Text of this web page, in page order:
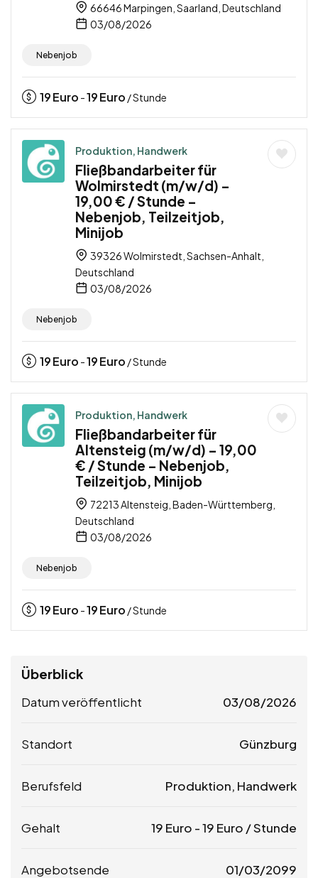
66646 Marpingen, Saarland, Deutschland
03/08/2026
Nebenjob
19Euro -19Euro / Stunde
Produktion, Handwerk
Fließbandarbeiter für
Wolmirstedt (m/w/d) –
19,00 € / Stunde –
Nebenjob, Teilzeitjob,
Minijob
39326 Wolmirstedt, Sachsen-Anhalt,
Deutschland
03/08/2026
Nebenjob
19Euro -19Euro / Stunde
Produktion, Handwerk
Fließbandarbeiter für
Altensteig (m/w/d) – 19,00
€ / Stunde – Nebenjob,
Teilzeitjob, Minijob
72213 Altensteig, Baden-Württemberg,
Deutschland
03/08/2026
Nebenjob
19Euro -19Euro / Stunde
Überblick
Datum veröffentlicht 03/08/2026
Standort Günzburg
Berufsfeld Produktion, Handwerk
Gehalt 19 Euro -19 Euro / Stunde
Angebotsende 01/03/2099